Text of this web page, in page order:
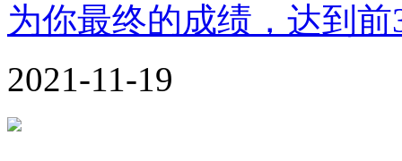
为你最终的成绩，达到
2021-11-19